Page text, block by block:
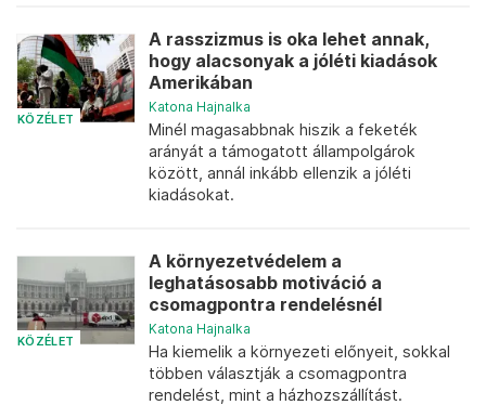
KÖZÉLET
A rasszizmus is oka lehet annak,
hogy alacsonyak a jóléti kiadások
Amerikában
Katona Hajnalka
Minél magasabbnak hiszik a feketék
arányát a támogatott állampolgárok
között, annál inkább ellenzik a jóléti
kiadásokat.
KÖZÉLET
A környezetvédelem a
leghatásosabb motiváció a
csomagpontra rendelésnél
Katona Hajnalka
Ha kiemelik a környezeti előnyeit, sokkal
többen választják a csomagpontra
rendelést, mint a házhozszállítást.